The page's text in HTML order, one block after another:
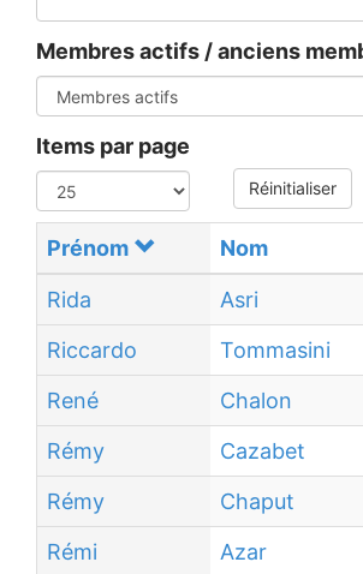
Membres actifs / anciens
Items par page
Réinitialiser
Prénom Nom
Rida Asri
Riccardo
Tommasini
René
Chalon
Rémy
Cazabet
Rémy
Chaput
Rémi
Azar